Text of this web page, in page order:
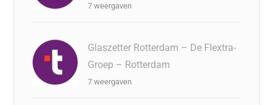
7 weergaven
Glaszetter Rotterdam – De Flextra-
Groep – Rotterdam
7 weergaven